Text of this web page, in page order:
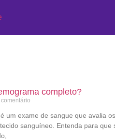
completo?
um exame de sangue que avalia os
sanguíneo. Entenda para que